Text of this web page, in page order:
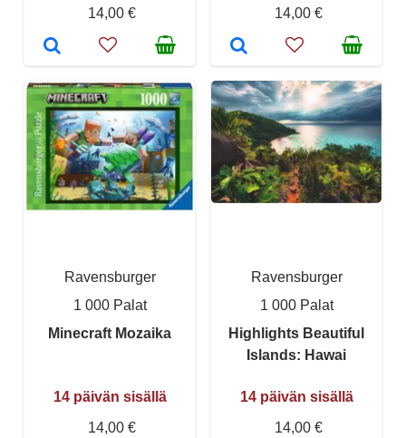
14,00 €
14,00 €
Ravensburger
1 000 Palat
Minecraft Mozaika
14 päivän sisällä
14,00 €
Ravensburger
1 000 Palat
Highlights Beautiful
Islands: Hawai
14 päivän sisällä
14,00 €